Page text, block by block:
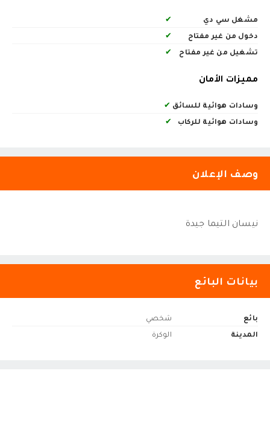
مشغل سي دي
✔
دخول من غير مفتاح
✔
تشغيل من غير مفتاح
✔
مميزات الأمان
وسادات هوائية للسائق ✔
وسادات هوائية للركاب
✔
وصف الإعلان
نيسان التيما جيدة
بيانات البائع
بائع
شخصي
المدينة
الوكرة